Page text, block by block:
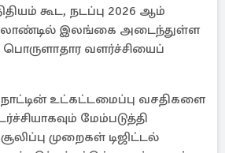
கூட, நடப்பு 2026 ஆம்
இலங்கை அடைந்துள்ள
வளர்ச்சியைப்
உட்கட்டமைப்பு வசதிகளை
மேம்படுத்தி
முறைகள் டிஜிட்டல்